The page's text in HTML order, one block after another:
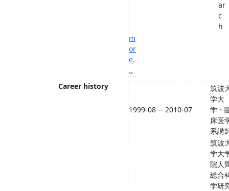
ar
c
h
m
or
e.
..
Career history
1999-08 -- 2010-07
筑波
学大
学・
床医
系講
筑波
学大
院人
総合
学研